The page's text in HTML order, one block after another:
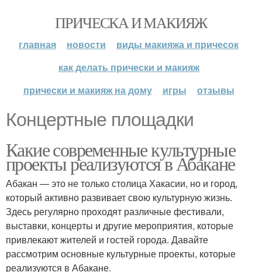
ПРИЧЕСКА И МАКИЯЖ
главная новости
виды макияжа и причесок
как делать прически и макияж
прически и макияж на дому
игры отзывы
Концертные площадки
Какие современные культурные
проекты реализуются в Абакане
Абакан — это не только столица Хакасии, но и город,
который активно развивает свою культурную жизнь.
Здесь регулярно проходят различные фестивали,
выставки, концерты и другие мероприятия, которые
привлекают жителей и гостей города. Давайте
рассмотрим основные культурные проекты, которые
реализуются в Абакане.